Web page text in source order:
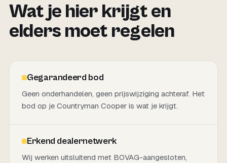
Wat je hier krijgt en
elders moet regelen
Gegarandeerd bod
Geen onderhandelen, geen prijswijziging achteraf. Het
bod op je Countryman Cooper is wat je krijgt.
Erkend dealernetwerk
Wij werken uitsluitend met BOVAG-aangesloten,